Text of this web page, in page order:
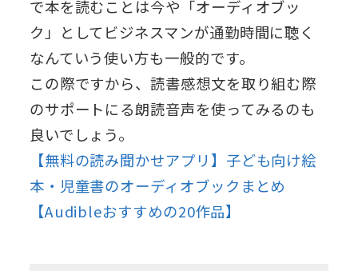
で本を読むことは今や「オーディオブッ
ク」としてビジネスマンが通勤時間に聴く
なんていう使い方も一般的です。
この際ですから、読書感想文を取り組む際
のサポートにる朗読音声を使ってみるのも
良いでしょう。
【無料の読み聞かせアプリ】子ども向け絵
本・児童書のオーディオブックまとめ
【Audibleおすすめの20作品】